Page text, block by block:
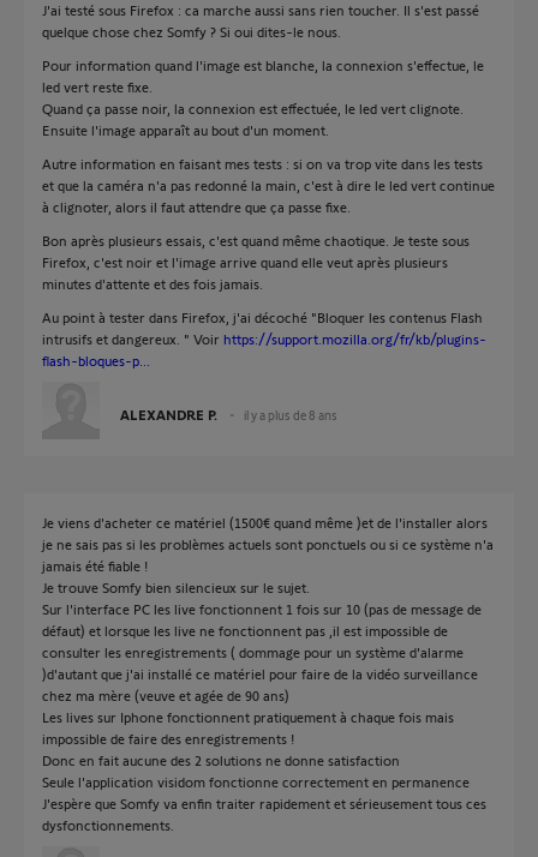
J'ai testé sous Firefox : ca marche aussi sans rien toucher. Il s'est passé
quelque chose chez Somfy ? Si oui dites-le nous.
Pour information quand l'image est blanche, la connexion s'effectue, le
led vert reste fixe.
Quand ça passe noir, la connexion est effectuée, le led vert clignote.
Ensuite l'image apparaît au bout d'un moment.
Autre information en faisant mes tests : si on va trop vite dans les tests
et que la caméra n'a pas redonné la main, c'est à dire le led vert continue
à clignoter, alors il faut attendre que ça passe fixe.
Bon après plusieurs essais, c'est quand même chaotique. Je teste sous
Firefox, c'est noir et l'image arrive quand elle veut après plusieurs
minutes d'attente et des fois jamais.
Au point à tester dans Firefox, j'ai décoché "Bloquer les contenus Flash
intrusifs et dangereux. " Voir https://support.mozilla.org/fr/kb/plugins-
flash-bloques-p...
ALEXANDRE P. il y a plus de 8 ans
Je viens d'acheter ce matériel (1500€ quand même )et de l'installer alors
je ne sais pas si les problèmes actuels sont ponctuels ou si ce système n'a
jamais été fiable !
Je trouve Somfy bien silencieux sur le sujet.
Sur l'interface PC les live fonctionnent 1 fois sur 10 (pas de message de
défaut) et lorsque les live ne fonctionnent pas ,il est impossible de
consulter les enregistrements ( dommage pour un système d'alarme
)d'autant que j'ai installé ce matériel pour faire de la vidéo surveillance
chez ma mère (veuve et agée de 90 ans)
Les lives sur Iphone fonctionnent pratiquement à chaque fois mais
impossible de faire des enregistrements !
Donc en fait aucune des 2 solutions ne donne satisfaction
Seule l'application visidom fonctionne correctement en permanence
J'espère que Somfy va enfin traiter rapidement et sérieusement tous ces
dysfonctionnements.